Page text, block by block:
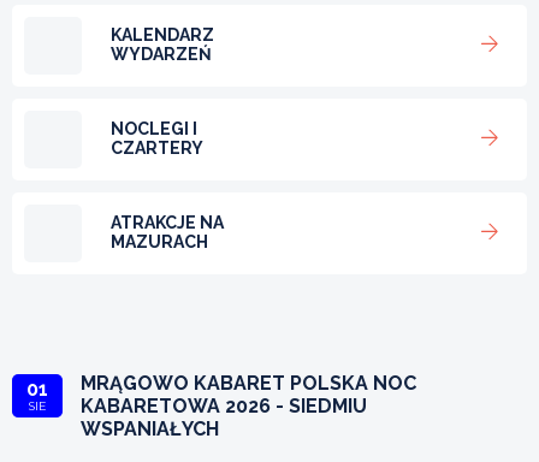
KALENDARZ
WYDARZEŃ
NOCLEGI I
CZARTERY
ATRAKCJE NA
MAZURACH
01
SIE
MRĄGOWO KABARET POLSKA NOC
KABARETOWA 2026 - SIEDMIU
WSPANIAŁYCH